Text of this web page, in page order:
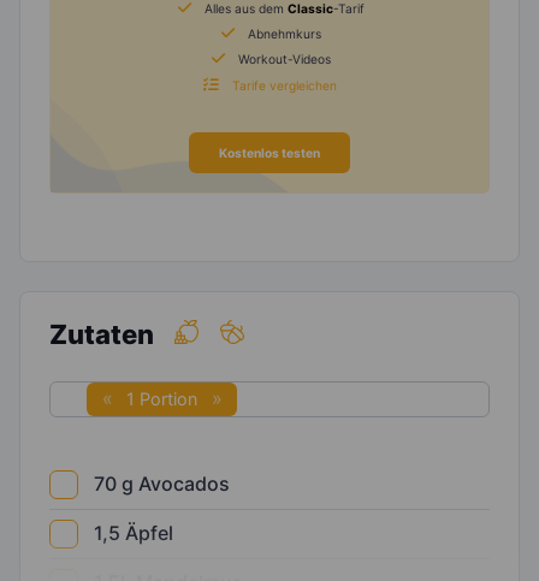
Alles aus dem Classic-Tarif
Abnehmkurs
Workout-Videos
Tarife vergleichen
Kostenlos testen
Zutaten
1 Portion
70 g Avocados
1,5 Äpfel